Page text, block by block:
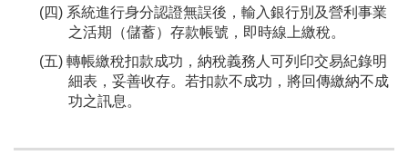
(四) 系統進行身分認證無誤後，輸入銀行別及營利事業
之活期（儲蓄）存款帳號，即時線上繳稅。
(五) 轉帳繳稅扣款成功，納稅義務人可列印交易紀錄明
細表，妥善收存。若扣款不成功，將回傳繳納不成
功之訊息。